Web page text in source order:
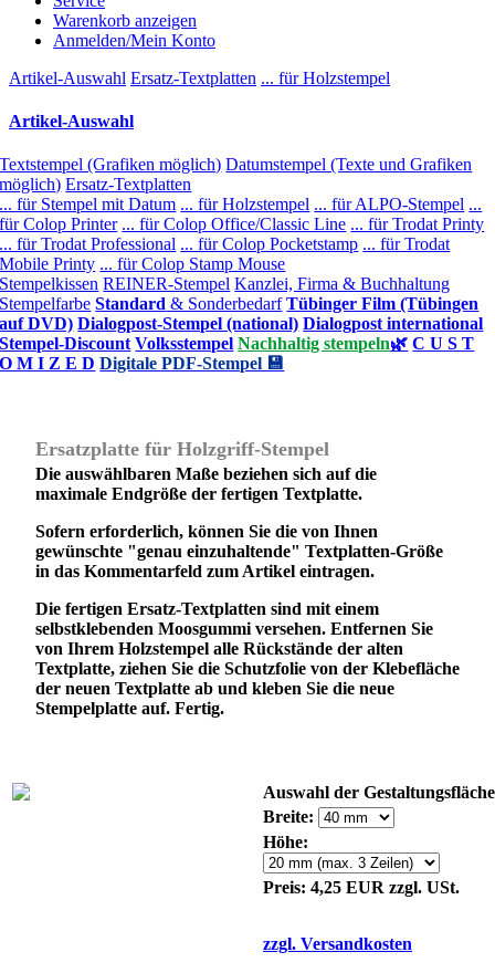
Warenkorb anzeigen
Anmelden/Mein Konto
Artikel-Auswahl Ersatz-Textplatten ... für Holzstempel
Artikel-Auswahl
Textstempel (Grafiken möglich) Datumstempel (Texte und Grafiken
möglich) Ersatz-Textplatten
... für Stempel mit Datum ... für Holzstempel ... für ALPO-Stempel ...
für Colop Printer ... für Colop Office/Classic Line ... für Trodat Printy
... für Trodat Professional ... für Colop Pocketstamp ... für Trodat
Mobile Printy ... für Colop Stamp Mouse
Stempelkissen REINER-Stempel Kanzlei, Firma & Buchhaltung
Stempelfarbe Standard & Sonderbedarf Tübinger Film (Tübingen
auf DVD) Dialogpost-Stempel (national) Dialogpost international
Stempel-Discount Volksstempel Nachhaltig stempeln🌿 C U S T
O M I Z E D Digitale PDF-Stempel 💾
Ersatzplatte für Holzgriff-Stempel
Die auswählbaren Maße beziehen sich auf die
maximale Endgröße der fertigen Textplatte.
Sofern erforderlich, können Sie die von Ihnen
gewünschte "genau einzuhaltende" Textplatten-Größe
in das Kommentarfeld zum Artikel eintragen.
Die fertigen Ersatz-Textplatten sind mit einem
selbstklebenden Moosgummi versehen. Entfernen Sie
von Ihrem Holzstempel alle Rückstände der alten
Textplatte, ziehen Sie die Schutzfolie von der Klebefläche
der neuen Textplatte ab und kleben Sie die neue
Stempelplatte auf. Fertig.
Auswahl der
Breite:
Höhe:
Preis: 4,25 EUR zzgl. USt.
zzgl. Versandkosten